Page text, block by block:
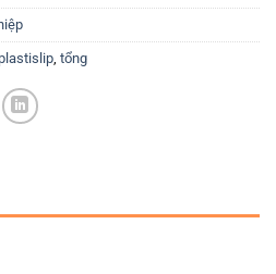
plastislip tổng